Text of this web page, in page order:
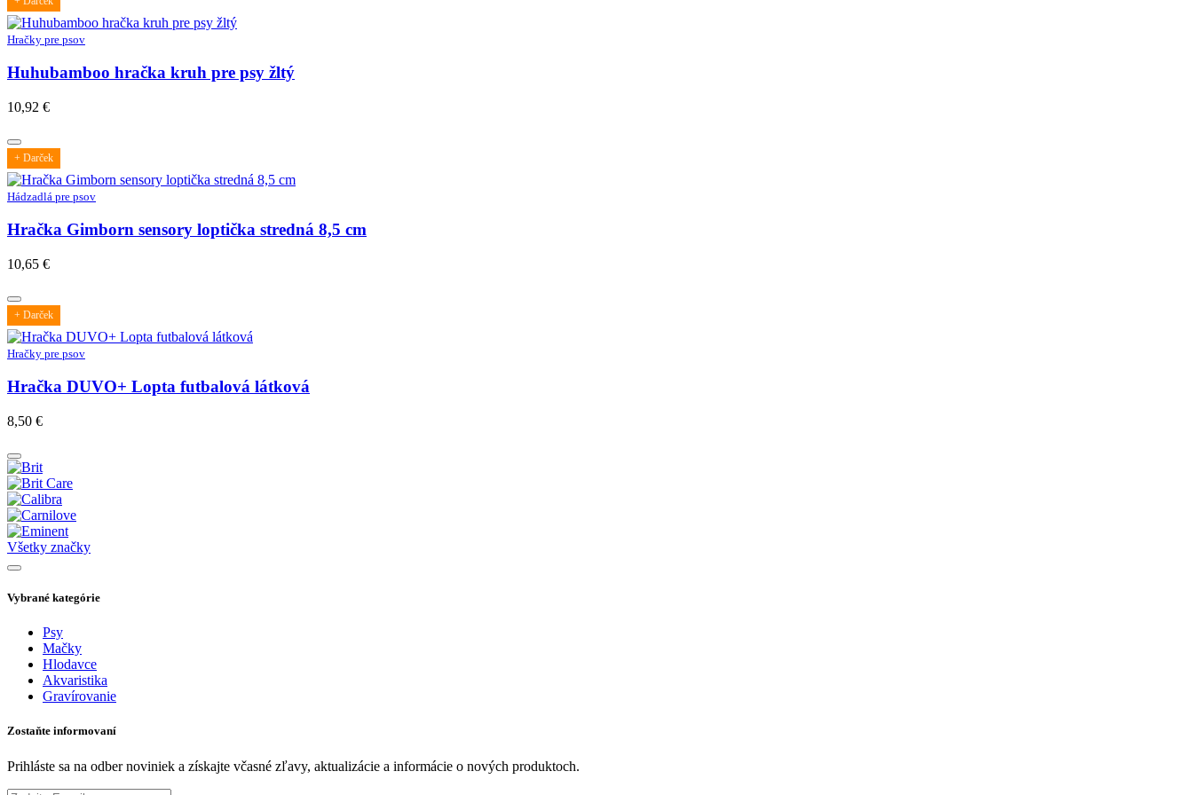
Hračky pre psov
Huhubamboo hračka kruh pre psy žltý
10,92 €
+ Darček
Hádzadlá pre psov
Hračka Gimborn sensory loptička stredná 8,5 cm
10,65 €
+ Darček
Hračky pre psov
Hračka DUVO+ Lopta futbalová látková
8,50 €
Všetky značky
Vybrané kategórie
Psy
Mačky
Hlodavce
Akvaristika
Gravírovanie
Zostaňte informovaní
Prihláste sa na odber noviniek a získajte včasné zľavy, aktualizácie a informácie o nových produktoch.